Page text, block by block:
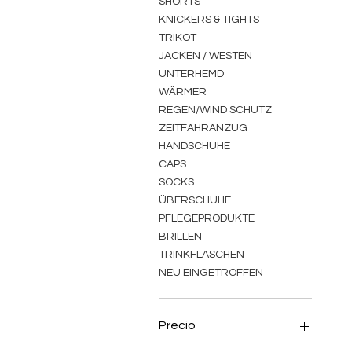
KNICKERS & TIGHTS
TRIKOT
JACKEN / WESTEN
UNTERHEMD
WÄRMER
REGEN/WIND SCHUTZ
ZEITFAHRANZUG
HANDSCHUHE
CAPS
SOCKS
ÜBERSCHUHE
PFLEGEPRODUKTE
BRILLEN
TRINKFLASCHEN
NEU EINGETROFFEN
Precio